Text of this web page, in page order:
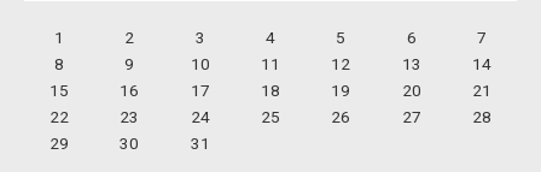
1 2 3 4 5 6
7
8
9 10 11 12 13
14
15
16 17 18 19 20
21
22
23 24 25 26 27
28
29
30 31